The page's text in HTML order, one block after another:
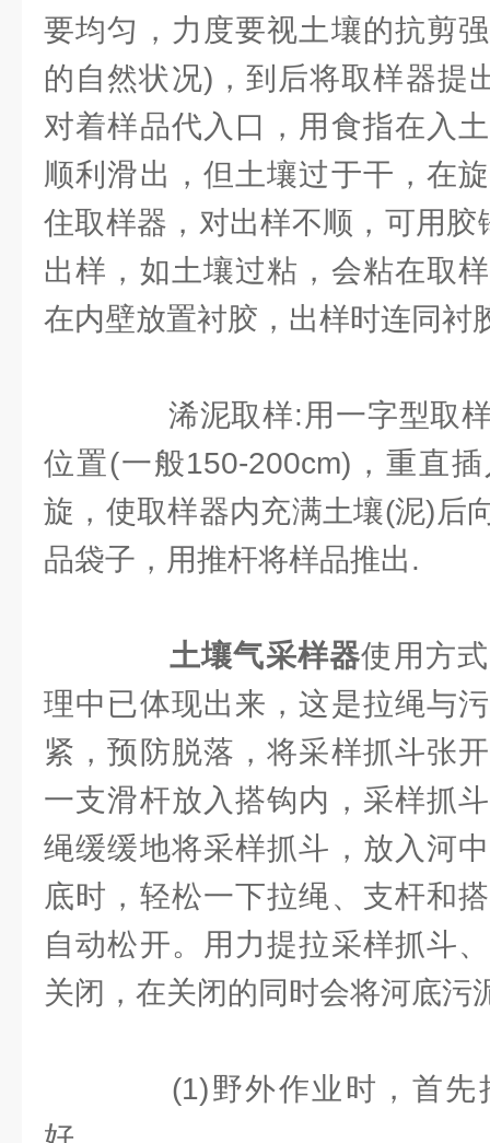
要均匀，力度要视土壤的抗剪
的自然状况)，到后将取样器提
对着样品代入口，用食指在入
顺利滑出，但土壤过于干，在
住取样器，对出样不顺，可用
出样，如土壤过粘，会粘在取
在内壁放置衬胶，出样时连同衬
浠泥取样:用一字型取样
位置(一般150-200cm)，重直
旋，使取样器内充满土壤(泥)后
品袋子，用推杆将样品推出.
土壤气采样器使用方
理中已体现出来，这是拉绳与
紧，预防脱落，将采样抓斗张
一支滑杆放入搭钩内，采样抓
绳缓缓地将采样抓斗，放入河
底时，轻松一下拉绳、支杆和
自动松开。用力提拉采样抓斗
关闭，在关闭的同时会将河底污
(1)野外作业时，首先